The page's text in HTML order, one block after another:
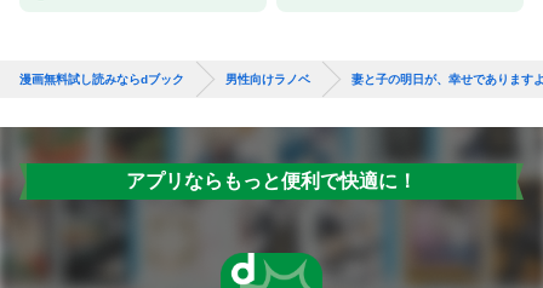
漫画無料試し読みならdブック 男性向けラノベ 妻と子の明日が、幸せであります
アプリならもっと便利で快適に！